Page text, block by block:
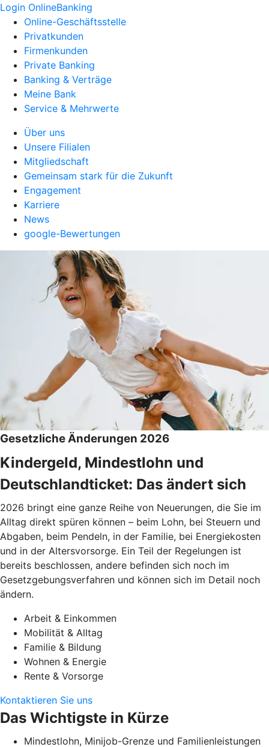
Login OnlineBanking
Online-Geschäftsstelle
Privatkunden
Firmenkunden
Private Banking
Banking & Verträge
Meine Bank
Service & Mehrwerte
Über uns
Unsere Filialen
Mitgliedschaft
Gemeinsam stark für die Zukunft
Engagement
Karriere
News
google-Bewertungen
Gesetzliche Änderungen 2026
Kindergeld, Mindestlohn und
Deutschlandticket: Das ändert sich
2026 bringt eine ganze Reihe von Neuerungen, die Sie im
Alltag direkt spüren können – beim Lohn, bei Steuern und
Abgaben, beim Pendeln, in der Familie, bei Energiekosten
und in der Altersvorsorge. Ein Teil der Regelungen ist
bereits beschlossen, andere befinden sich noch im
Gesetzgebungsverfahren und können sich im Detail noch
ändern.
Arbeit & Einkommen
Mobilität & Alltag
Familie & Bildung
Wohnen & Energie
Rente & Vorsorge
Kontaktieren Sie uns
Das Wichtigste in Kürze
Mindestlohn, Minijob-Grenze und Familienleistungen